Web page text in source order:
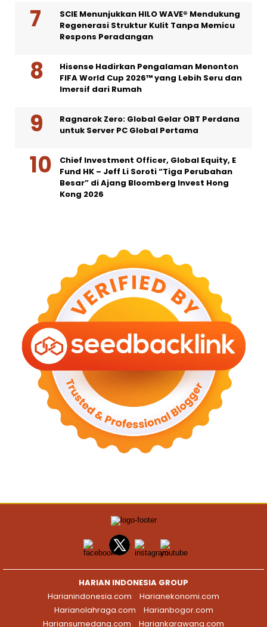
SCIE Menunjukkan HILO WAVE® Mendukung
Regenerasi Struktur Kulit Tanpa Memicu
Respons Peradangan
Hisense Hadirkan Pengalaman Menonton
FIFA World Cup 2026™ yang Lebih Seru dan
Imersif dari Rumah
Ragnarok Zero: Global Gelar OBT Perdana
untuk Server PC Global Pertama
Chief Investment Officer, Global Equity, E
Fund HK – Jeff Li Soroti “Tiga Perubahan
Besar” di Ajang Bloomberg Invest Hong
Kong 2026
HARIAN INDONESIA GROUP
Harianindonesia.com
Harianekonomi.com
Harianolahraga.com
Harianbogor.com
Hariansumedang.com
Hariankarawang.com